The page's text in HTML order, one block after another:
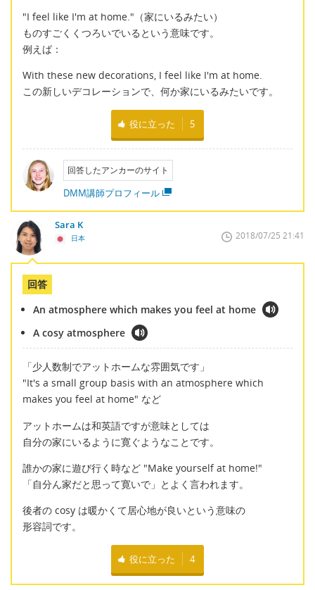
"I feel like I'm at home."（家にいるみたい）
ものすごくくつろいでいるという意味です。
例えば：
With these new decorations, I feel like I'm at home.
この新しいデコレーションで、何か家にいるみたいです。
役に立った 5
回答したアンカーのサイト
DMM講師プロフィール
Sara K
日本 2018/07/25 21:41
回答
An atmosphere which makes you feel at home
A cosy atmosphere
「少人数制でアットホームな雰囲気です」
"It's a small group basis with an atmosphere which
makes you feel at home" など
アットホームは和英語ですが意味としては
自分の家にいるように寛ぐようなことです。
誰かの家に遊び行く時など "Make yourself at home!"
「自分ん家だと思って寛いで」とよく言われます。
後者の cosy は暖かくて居心地が良いという意味の
形容詞です。
役に立った 4